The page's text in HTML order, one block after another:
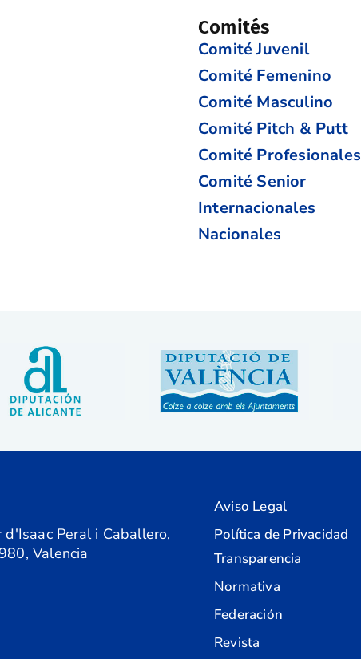
Comités
Comité Juvenil
Comité Femenino
Comité Masculino
Comité Pitch & Putt
Comité Profesionales
Comité Senior
Internacionales
Nacionales
Peral i Caballero,
Valencia
Aviso Legal
Política de Privacidad
Transparencia
Normativa
Federación
Revista